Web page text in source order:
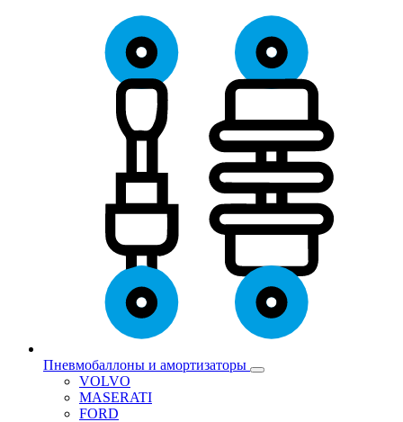
Пневмобаллоны и амортизаторы
VOLVO
MASERATI
FORD